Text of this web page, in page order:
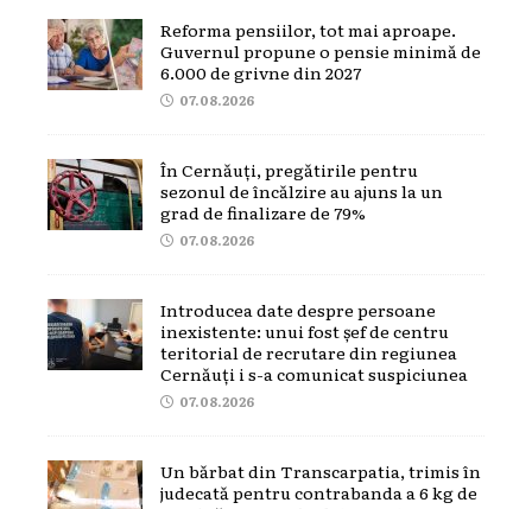
Reforma pensiilor, tot mai aproape.
Guvernul propune o pensie minimă de
6.000 de grivne din 2027
07.08.2026
În Cernăuți, pregătirile pentru
sezonul de încălzire au ajuns la un
grad de finalizare de 79%
07.08.2026
Introducea date despre persoane
inexistente: unui fost șef de centru
teritorial de recrutare din regiunea
Cernăuți i s-a comunicat suspiciunea
07.08.2026
Un bărbat din Transcarpatia, trimis în
judecată pentru contrabanda a 6 kg de